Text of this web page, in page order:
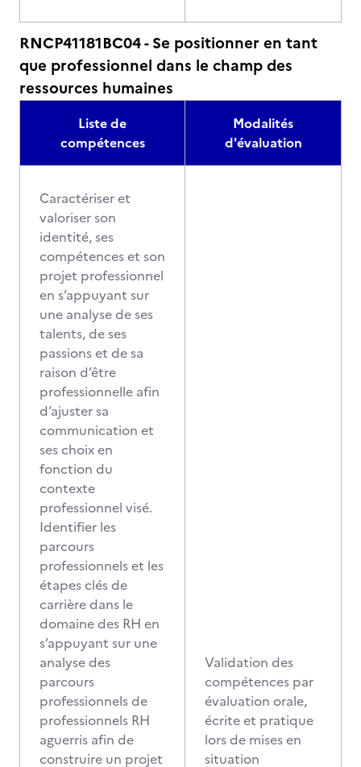
RNCP41181BC04 - Se positionner en tant
que professionnel dans le champ des
ressources humaines
Liste de
compétences
Modalités
d'évaluation
Caractériser et
valoriser son
identité, ses
compétences et son
projet professionnel
en s’appuyant sur
une analyse de ses
talents, de ses
passions et de sa
raison d’être
professionnelle afin
d’ajuster sa
communication et
ses choix en
fonction du
contexte
professionnel visé.
Identifier les
parcours
professionnels et les
étapes clés de
carrière dans le
domaine des RH en
s’appuyant sur une
analyse des
parcours
professionnels de
professionnels RH
aguerris afin de
construire un projet
Validation des
compétences par
évaluation orale,
écrite et pratique
lors de mises en
situation